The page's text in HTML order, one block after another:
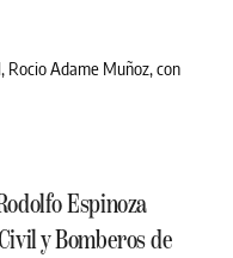
Rocio Adame Muñoz, con
Espinoza
y Bomberos de